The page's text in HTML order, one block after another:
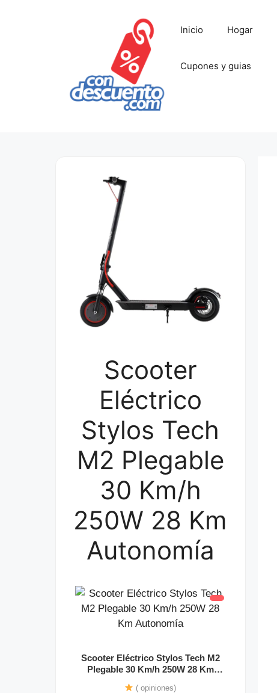
Inicio Hogar
Cupones y guias
Scooter
Eléctrico
Stylos Tech
M2 Plegable
30 Km/h
250W 28 Km
Autonomía
Scooter Eléctrico Stylos Tech M2
Plegable 30 Km/h 250W 28 Km
( opiniones)